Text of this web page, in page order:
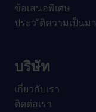
ข้อเสนอพิเศษ
ประว ัติความเป็นมา
บริษัท
เกี่ยวกับเรา
ติดต่อเรา